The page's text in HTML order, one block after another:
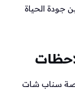
جودة الحياة
سناب شات